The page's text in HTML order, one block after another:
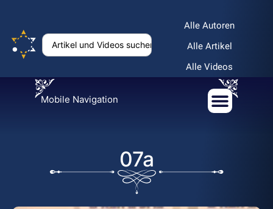
Alle Autoren
Alle Artikel
Alle Videos
Mobile Navigation
07a